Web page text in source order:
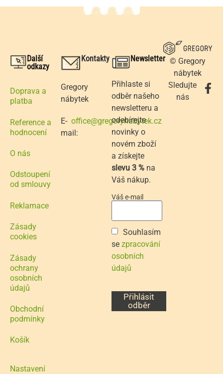
© Gregory
nábytek
Sledujte
nás
Další
odkazy
Doprava a
platba
Reference a
hodnocení
O nás
Odstoupení
od smlouvy
Reklamace
Zásady
cookies
Zásady
ochrany
osobních
údajů
Obchodní
podmínky
Košík
Nastavení
Kontakty
Gregory
nábytek
E-
mail:
office@gregorynabytek.cz
Newsletter
Přihlaste si
odběr našeho
newsletteru a
odebírejte
novinky o
novém zboží
a získejte
slevu 3 % na
Váš nákup.
Váš e-mail
Souhlasím
se zpracování
osobních
údajů
Přihlásit
odběr